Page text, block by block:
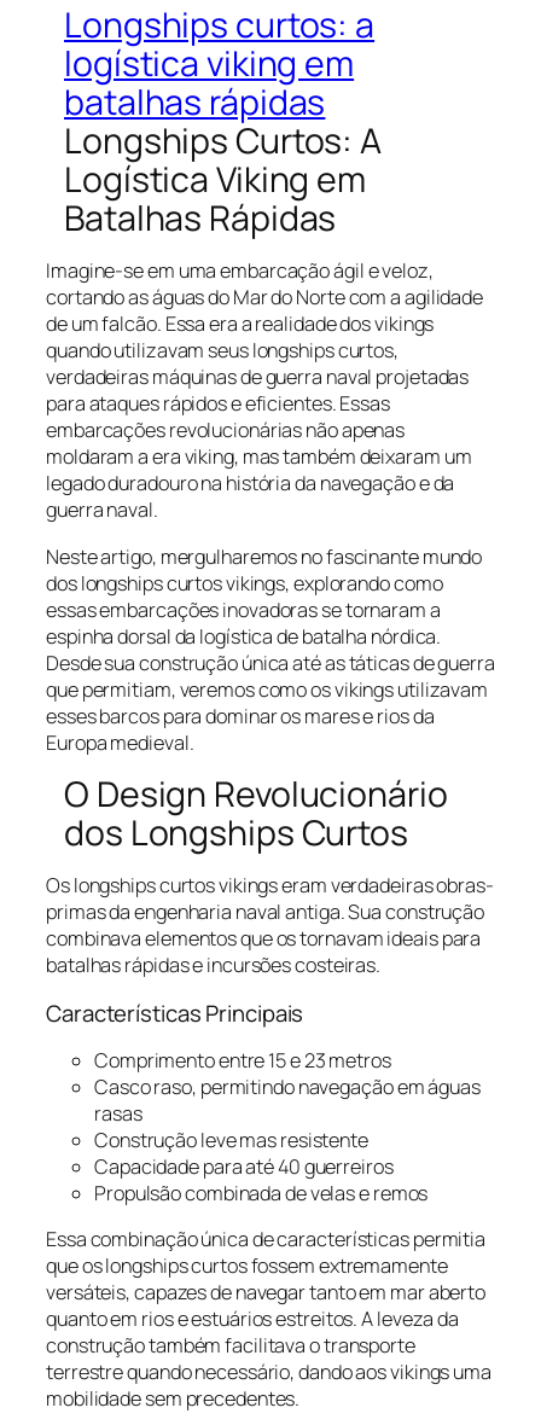
Longships curtos: a
logística viking em
batalhas rápidas
Longships Curtos: A
Logística Viking em
Batalhas Rápidas
Imagine-se em uma embarcação ágil e veloz,
cortando as águas do Mar do Norte com a agilidade
de um falcão. Essa era a realidade dos vikings
quando utilizavam seus longships curtos,
verdadeiras máquinas de guerra naval projetadas
para ataques rápidos e eficientes. Essas
embarcações revolucionárias não apenas
moldaram a era viking, mas também deixaram um
legado duradouro na história da navegação e da
guerra naval.
Neste artigo, mergulharemos no fascinante mundo
dos longships curtos vikings, explorando como
essas embarcações inovadoras se tornaram a
espinha dorsal da logística de batalha nórdica.
Desde sua construção única até as táticas de guerra
que permitiam, veremos como os vikings utilizavam
esses barcos para dominar os mares e rios da
Europa medieval.
O Design Revolucionário
dos Longships Curtos
Os longships curtos vikings eram verdadeiras obras-
primas da engenharia naval antiga. Sua construção
combinava elementos que os tornavam ideais para
batalhas rápidas e incursões costeiras.
Características Principais
Comprimento entre 15 e 23 metros
Casco raso, permitindo navegação em águas
rasas
Construção leve mas resistente
Capacidade para até 40 guerreiros
Propulsão combinada de velas e remos
Essa combinação única de características permitia
que os longships curtos fossem extremamente
versáteis, capazes de navegar tanto em mar aberto
quanto em rios e estuários estreitos. A leveza da
construção também facilitava o transporte
terrestre quando necessário, dando aos vikings uma
mobilidade sem precedentes.